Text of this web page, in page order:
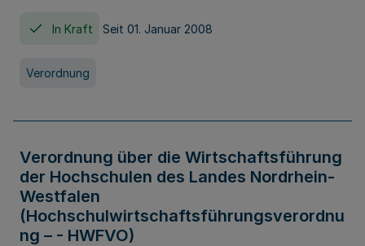
In Kraft Seit 01. Januar 2008
Verordnung
Verordnung über die Wirtschaftsführung
der Hochschulen des Landes Nordrhein-
Westfalen
(Hochschulwirtschaftsführungsverordnu
ng – - HWFVO)